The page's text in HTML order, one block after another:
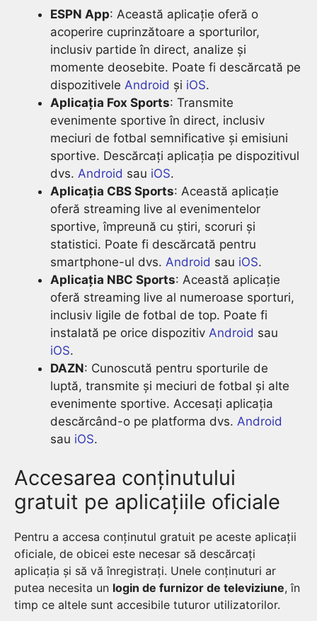
ESPN App: Această aplicație oferă o
acoperire cuprinzătoare a sporturilor,
inclusiv partide în direct, analize și
momente deosebite. Poate fi descărcată pe
dispozitivele Android și iOS.
Aplicația Fox Sports: Transmite
evenimente sportive în direct, inclusiv
meciuri de fotbal semnificative și emisiuni
sportive. Descărcați aplicația pe dispozitivul
dvs. Android sau iOS.
Aplicația CBS Sports: Această aplicație
oferă streaming live al evenimentelor
sportive, împreună cu știri, scoruri și
statistici. Poate fi descărcată pentru
smartphone-ul dvs. Android sau iOS.
Aplicația NBC Sports: Această aplicație
oferă streaming live al numeroase sporturi,
inclusiv ligile de fotbal de top. Poate fi
instalată pe orice dispozitiv Android sau
iOS.
DAZN: Cunoscută pentru sporturile de
luptă, transmite și meciuri de fotbal și alte
evenimente sportive. Accesați aplicația
descărcând-o pe platforma dvs. Android
sau iOS.
Accesarea conținutului
gratuit pe aplicațiile oficiale
Pentru a accesa conținutul gratuit pe aceste aplicații
oficiale, de obicei este necesar să descărcați
aplicația și să vă înregistrați. Unele conținuturi ar
putea necesita un login de furnizor de televiziune, în
timp ce altele sunt accesibile tuturor utilizatorilor.